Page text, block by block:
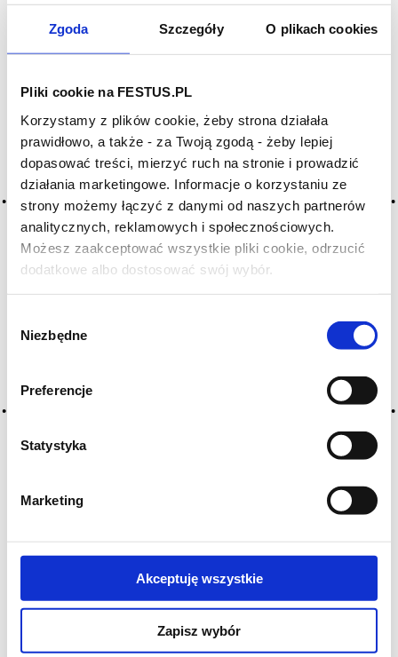
Zgoda Szczegóły O plikach cookies
Pliki cookie na FESTUS.PL
Korzystamy z plików cookie, żeby strona działała
prawidłowo, a także - za Twoją zgodą - żeby lepiej
dopasować treści, mierzyć ruch na stronie i prowadzić
działania marketingowe. Informacje o korzystaniu ze
strony możemy łączyć z danymi od naszych partnerów
analitycznych, reklamowych i społecznościowych.
Możesz zaakceptować wszystkie pliki cookie, odrzucić
dodatkowe albo dostosować swój wybór.
zgody
Niezbędne
Preferencje
Statystyka
Marketing
Akceptuję wszystkie
Zapisz wybór
Czy masz ukończone 18 lat?
Henriques & Henriques Malvasia 15 YO
Henriques & Henriques Malvasia 15 YO. Wspaniałe,